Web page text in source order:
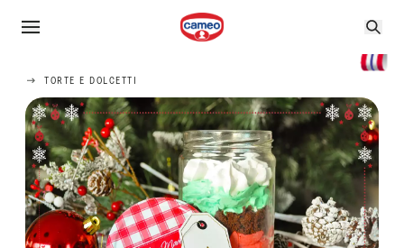
TORTE E DOLCETTI